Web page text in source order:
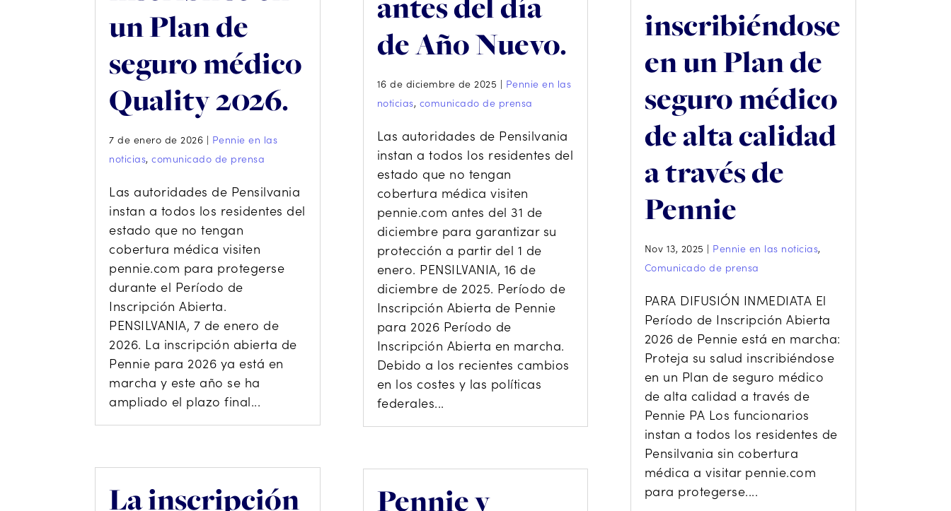
un Plan de
seguro médico
Quality 2026.
7 de enero de 2026 | Pennie en las
noticias,comunicado de prensa
Las autoridades de Pensilvania
instan a todos los residentes del
estado que no tengan
cobertura médica visiten
pennie.com para protegerse
durante el Período de
Inscripción Abierta.
PENSILVANIA, 7 de enero de
2026. La inscripción abierta de
Pennie para 2026 ya está en
marcha y este año se ha
ampliado el plazo final...
La inscripción
de Año Nuevo.
16 de diciembre de 2025 | Pennie en las
noticias, comunicado de prensa
Las autoridades de Pensilvania
instan a todos los residentes del
estado que no tengan
cobertura médica visiten
pennie.com antes del 31 de
diciembre para garantizar su
protección a partir del 1 de
enero. PENSILVANIA, 16 de
diciembre de 2025. Período de
Inscripción Abierta de Pennie
para 2026 Período de
Inscripción Abierta en marcha.
Debido a los recientes cambios
en los costes y las políticas
federales...
Pennie y
inscribiéndose
en un Plan de
seguro médico
de alta calidad
a través de
Pennie
Nov 13, 2025 | Pennie en las noticias,
Comunicado de prensa
PARA DIFUSIÓN INMEDIATA El
Período de Inscripción Abierta
2026 de Pennie está en marcha:
Proteja su salud inscribiéndose
en un Plan de seguro médico
de alta calidad a través de
Pennie PA Los funcionarios
instan a todos los residentes de
Pensilvania sin cobertura
médica a visitar pennie.com
para protegerse....